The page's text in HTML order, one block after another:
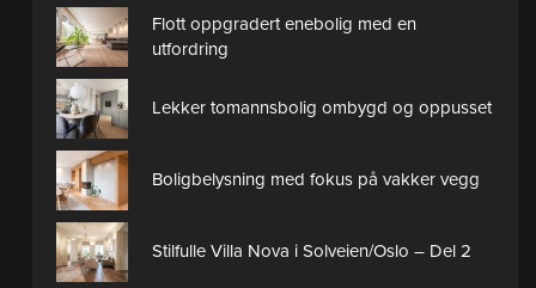
Flott oppgradert enebolig med en
utfordring
Lekker tomannsbolig ombygd og oppusset
Boligbelysning med fokus på vakker vegg
Stilfulle Villa Nova i Solveien/Oslo – Del 2